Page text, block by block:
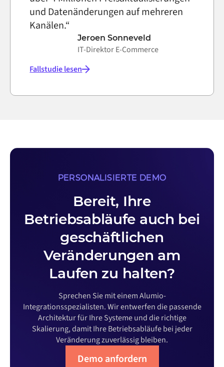
und Datenänderungen auf mehreren
Kanälen.“
Jeroen Sonneveld
IT-Direktor E-Commerce
Fallstudie lesen
PERSONALISIERTE DEMO
Bereit, Ihre
Betriebsabläufe auch bei
geschäftlichen
Veränderungen am
Laufen zu halten?
Sprechen Sie mit einem Alumio-
Integrationsspezialisten. Wir entwerfen die passende
Architektur für Ihre Systeme und die richtige
Skalierung, damit Ihre Betriebsabläufe bei jeder
Veränderung zuverlässig bleiben.
Demo anfordern